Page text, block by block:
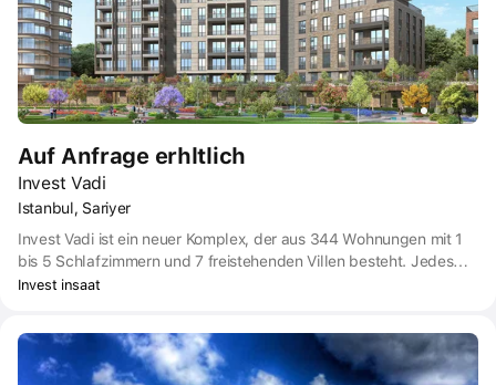
Auf Anfrage erhltlich
Invest Vadi
Istanbul, Sariyer
Invest Vadi ist ein neuer Komplex, der aus 344 Wohnungen mit 1
bis 5 Schlafzimmern und 7 freistehenden Villen besteht. Jedes
Fenster bietet einen Blick auf die Natur, geräumige Säle,
und endlose Privilegien.
Invest insaat